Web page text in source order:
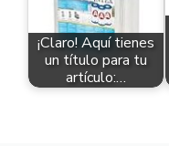
¡Claro! Aquí tienes
un título para tu
artículo:…